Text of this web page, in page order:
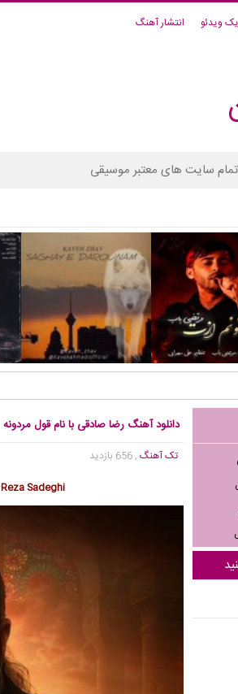
ویدئو انتشار آهنگ
سایت های معتبر موسیقی
دانلود آهنگ رضا صادقی با نام قول مردونه
تک آهنگ, 656 بازدید
Reza Sadeghi